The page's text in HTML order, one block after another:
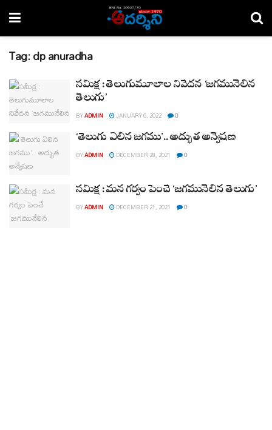
Tag:dp anuradha
సమీక్ష : తెలుగుమూలాల నివేదన ‘జగమునేలిన
తెలుగు’
BYADMIN JANUARY 6, 2022 0
‘తెలుగు ఏలిన జగము’.. అద్భుత అన్వేషణ
BYADMIN DECEMBER 28, 2021 0
సమీక్ష : మన గర్వం పెంచే ‘జగమునేలిన తెలుగు’
BYADMIN DECEMBER 21, 2021 0